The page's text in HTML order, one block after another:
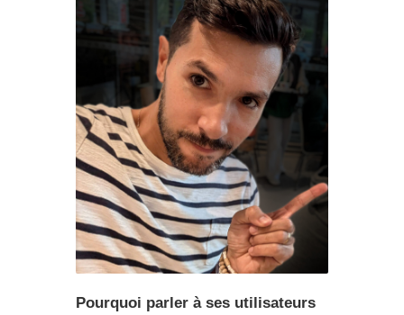
Pourquoi parler à ses utilisateurs